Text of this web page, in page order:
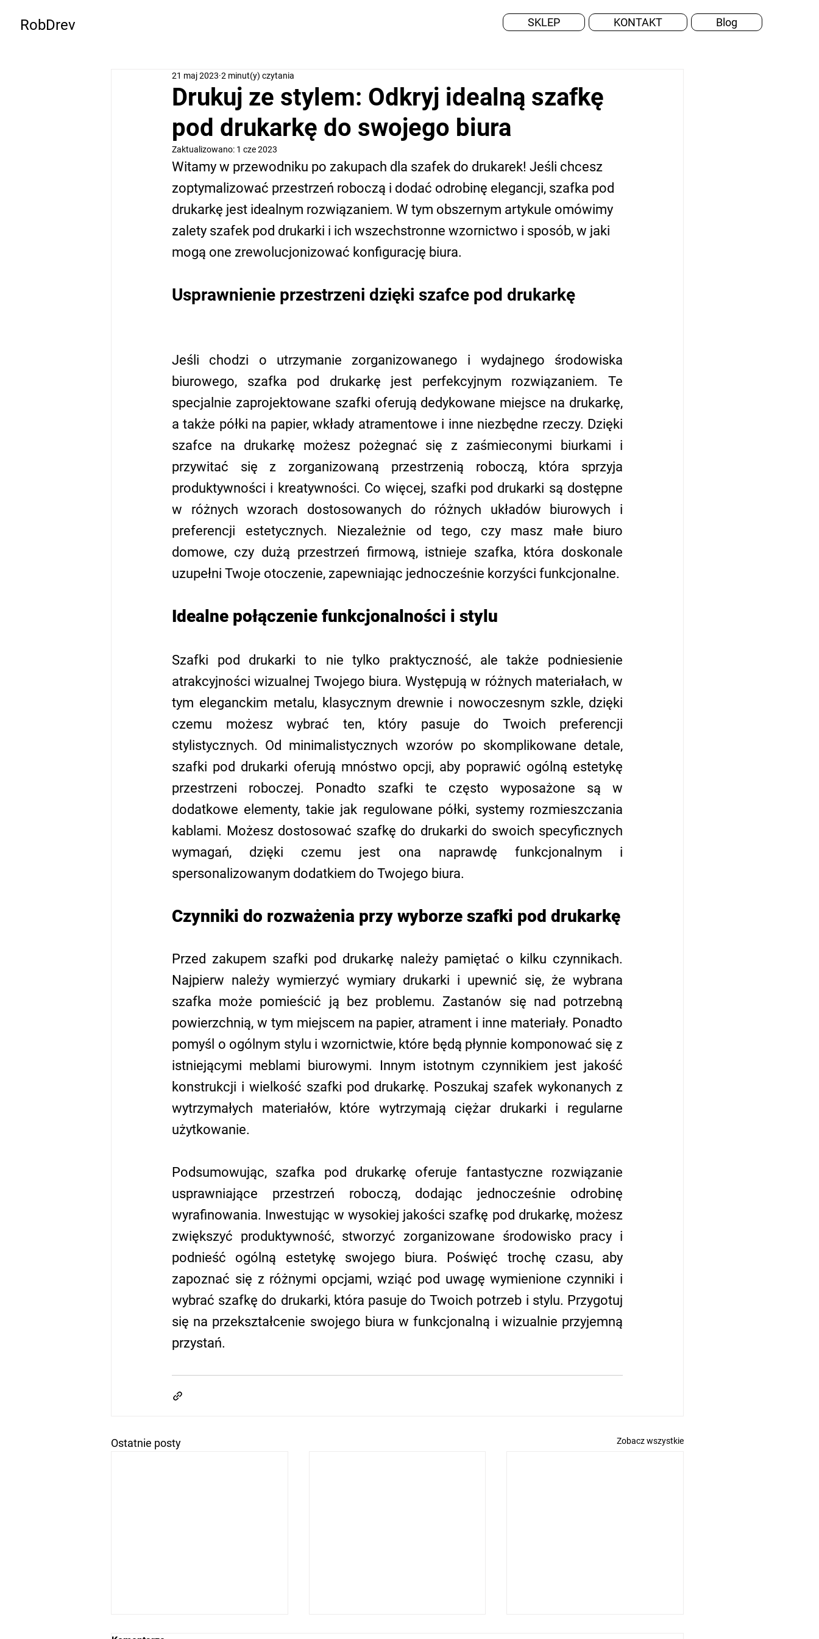
RobDrev SKLEP KONTAKT Blog
Drukuj ze stylem: Odkryj idealną szafkę
pod drukarkę do swojego biura
21 maj 2023 2 minut(y) czytania
Zaktualizowano: 1 cze 2023
Witamy w przewodniku po zakupach dla szafek do drukarek! Jeśli chcesz
zoptymalizować przestrzeń roboczą i dodać odrobinę elegancji, szafka pod
drukarkę jest idealnym rozwiązaniem. W tym obszernym artykule omówimy
zalety szafek pod drukarki i ich wszechstronne wzornictwo i sposób, w jaki
mogą one zrewolucjonizować konfigurację biura.
Usprawnienie przestrzeni dzięki szafce pod drukarkę
Jeśli chodzi o utrzymanie zorganizowanego i wydajnego środowiska
biurowego, szafka pod drukarkę jest perfekcyjnym rozwiązaniem. Te
specjalnie zaprojektowane szafki oferują dedykowane miejsce na drukarkę,
a także półki na papier, wkłady atramentowe i inne niezbędne rzeczy. Dzięki
szafce na drukarkę możesz pożegnać się z zaśmieconymi biurkami i
przywitać się z zorganizowaną przestrzenią roboczą, która sprzyja
produktywności i kreatywności. Co więcej, szafki pod drukarki są dostępne
w różnych wzorach dostosowanych do różnych układów biurowych i
preferencji estetycznych. Niezależnie od tego, czy masz małe biuro
domowe, czy dużą przestrzeń firmową, istnieje szafka, która doskonale
uzupełni Twoje otoczenie, zapewniając jednocześnie korzyści funkcjonalne.
Idealne połączenie funkcjonalności i stylu
Szafki pod drukarki to nie tylko praktyczność, ale także podniesienie
atrakcyjności wizualnej Twojego biura. Występują w różnych materiałach, w
tym eleganckim metalu, klasycznym drewnie i nowoczesnym szkle, dzięki
czemu możesz wybrać ten, który pasuje do Twoich preferencji
stylistycznych. Od minimalistycznych wzorów po skomplikowane detale,
szafki pod drukarki oferują mnóstwo opcji, aby poprawić ogólną estetykę
przestrzeni roboczej. Ponadto szafki te często wyposażone są w
dodatkowe elementy, takie jak regulowane półki, systemy rozmieszczania
kablami. Możesz dostosować szafkę do drukarki do swoich specyficznych
wymagań, dzięki czemu jest ona naprawdę funkcjonalnym i
spersonalizowanym dodatkiem do Twojego biura.
Czynniki do rozważenia przy wyborze szafki pod drukarkę
Przed zakupem szafki pod drukarkę należy pamiętać o kilku czynnikach.
Najpierw należy wymierzyć wymiary drukarki i upewnić się, że wybrana
szafka może pomieścić ją bez problemu. Zastanów się nad potrzebną
powierzchnią, w tym miejscem na papier, atrament i inne materiały. Ponadto
pomyśl o ogólnym stylu i wzornictwie, które będą płynnie komponować się z
istniejącymi meblami biurowymi. Innym istotnym czynnikiem jest jakość
konstrukcji i wielkość szafki pod drukarkę. Poszukaj szafek wykonanych z
wytrzymałych materiałów, które wytrzymają ciężar drukarki i regularne
użytkowanie.
Podsumowując, szafka pod drukarkę oferuje fantastyczne rozwiązanie
usprawniające przestrzeń roboczą, dodając jednocześnie odrobinę
wyrafinowania. Inwestując w wysokiej jakości szafkę pod drukarkę, możesz
zwiększyć produktywność, stworzyć zorganizowane środowisko pracy i
podnieść ogólną estetykę swojego biura. Poświęć trochę czasu, aby
zapoznać się z różnymi opcjami, wziąć pod uwagę wymienione czynniki i
wybrać szafkę do drukarki, która pasuje do Twoich potrzeb i stylu. Przygotuj
się na przekształcenie swojego biura w funkcjonalną i wizualnie przyjemną
przystań.
Ostatnie posty Zobacz wszystkie